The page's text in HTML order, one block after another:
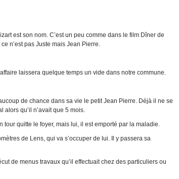
est son nom. C’est un peu comme dans le film Dîner de
n’est pas Juste mais Jean Pierre.
laissera quelque temps un vide dans notre commune.
de chance dans sa vie le petit Jean Pierre. Déjà il ne se
qu’il n’avait que 5 mois.
quitte le foyer, mais lui, il est emporté par la maladie.
de Lens, qui va s’occuper de lui. Il y passera sa
de menus travaux qu’il effectuait chez des particuliers ou